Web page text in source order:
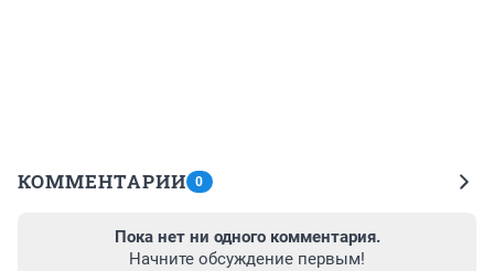
КОММЕНТАРИИ 0
Пока нет ни одного комментария.
Начните обсуждение первым!